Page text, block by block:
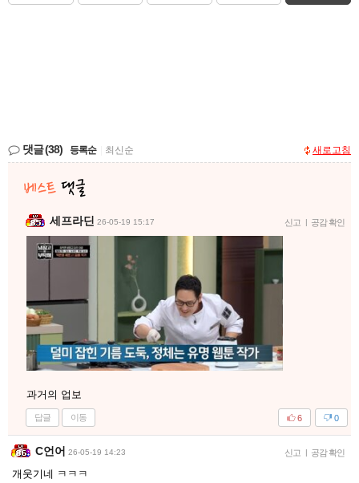
댓글(38) 등록순 최신순 새로고침
세프라딘 26-05-19 15:17 신고 | 공감 확인
과거의 업보
답글 이동 0
6
C언어 26-05-19 14:23 신고 | 공감 확인
개웃기네 ㅋㅋㅋ